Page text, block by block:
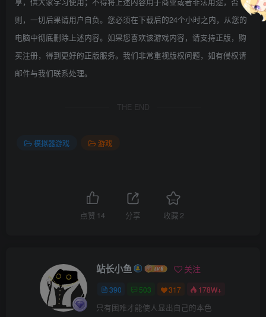
则，一切后果请用户自负。您必须在下载后的24个小时之内，从您的
电脑中彻底删除上述内容。如果您喜欢该游戏内容，请支持正版，购
买注册，得到更好的正版服务。我们非常重视版权问题，如有侵权请
邮件与我们联系处理。
THE END
模拟器游戏 游戏
点赞 14 分享 收藏2
站长小鱼 关注
390 503 317 178W+
只有困难才能使人显出自己的本色